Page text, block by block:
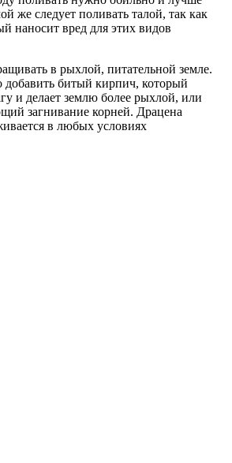
же следует поливать талой, так как
наносит вред для этих видов
в рыхлой, питательной земле.
битый кирпич, который
и делает землю более рыхлой, или
загнивание корней. Драцена
в любых условиях